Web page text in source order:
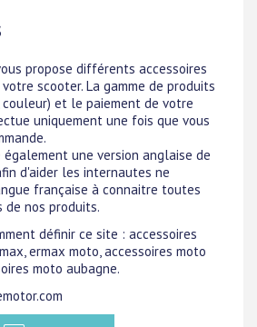
propose différents accessoires
scooter. La gamme de produits
et le paiement de votre
uniquement une fois que vous
une version anglaise de
d'aider les internautes ne
française à connaitre toutes
nos produits.
définir ce site : accessoires
ermax moto, accessoires moto
moto aubagne.